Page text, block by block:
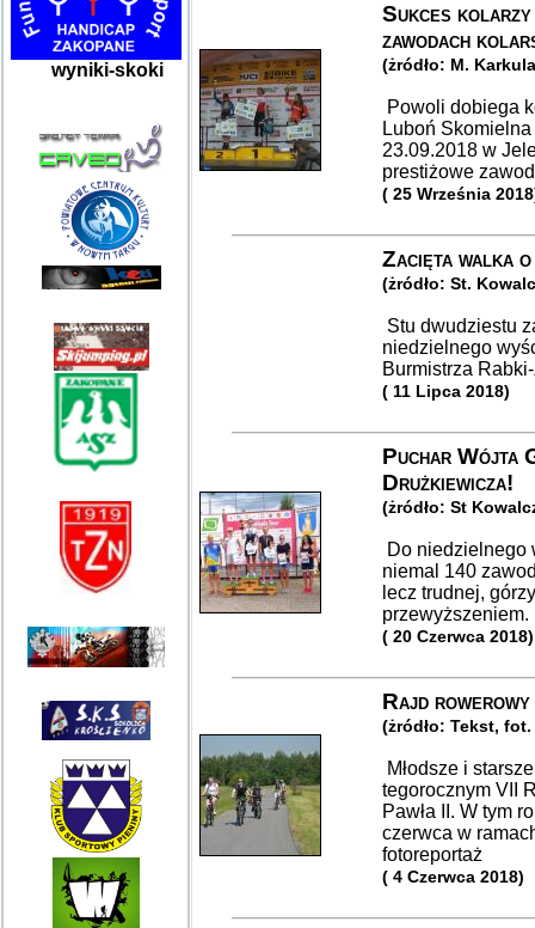
wyniki-skoki
Sukces kolarzy
zawodach
(żródło: M.
Powoli dobiega
Luboń
23.09.2018 w
prestiżowe
( 25 Września
Zacięta walka
(żródło: St.
Stu dwudziestu
niedzielnego
Burmistrza
( 11 Lipca 2018)
Puchar Wójta
Drużkiewicza!
(żródło: St
Do niedzielnego
niemal 140
lecz trudnej,
przewyższeniem.
( 20 Czerwca 2018)
Rajd rowerowy
(żródło: Tekst,
Młodsze i
tegorocznym VII
Pawła II. W tym
czerwca w
fotoreportaż
( 4 Czerwca 2018)